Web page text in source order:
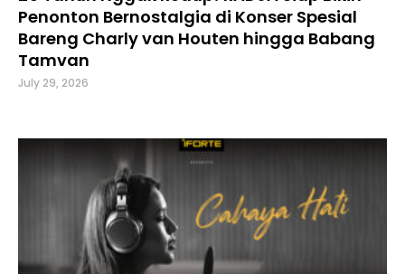
Penonton Bernostalgia di Konser Spesial
Bareng Charly van Houten hingga Babang
Tamvan
July 29, 2026